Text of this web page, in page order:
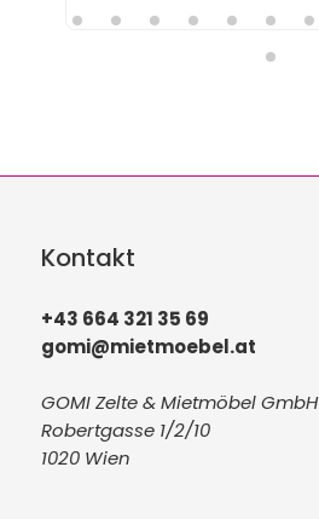
Kontakt
+43 664 321 35 69
gomi@mietmoebel.at
GOMI Zelte & Mietmöbel GmbH
Robertgasse 1/2/10
1020 Wien